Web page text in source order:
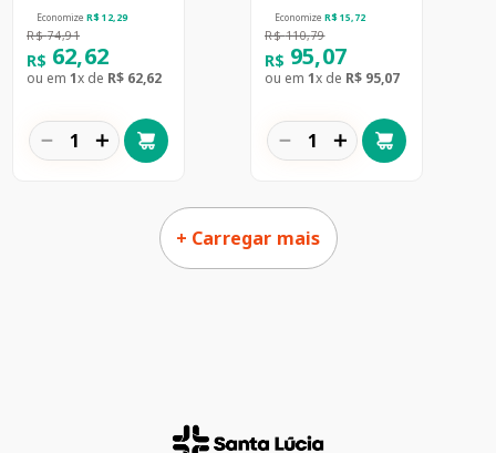
Economize R$ 12,29
R$ 74,91
R$ 62,62
ou em 1x de R$ 62,62
＋
－
Economize R$ 15,72
R$ 110,79
R$ 95,07
ou em 1x de R$ 95,07
＋
－